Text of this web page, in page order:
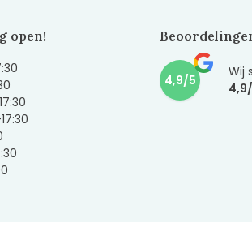
open!
4,9/5
Wij